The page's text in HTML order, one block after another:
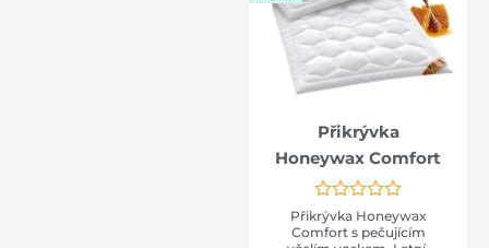
Přikrývka
Honeywax Comfort
Přikrývka Honeywax
Comfort s pečujícím